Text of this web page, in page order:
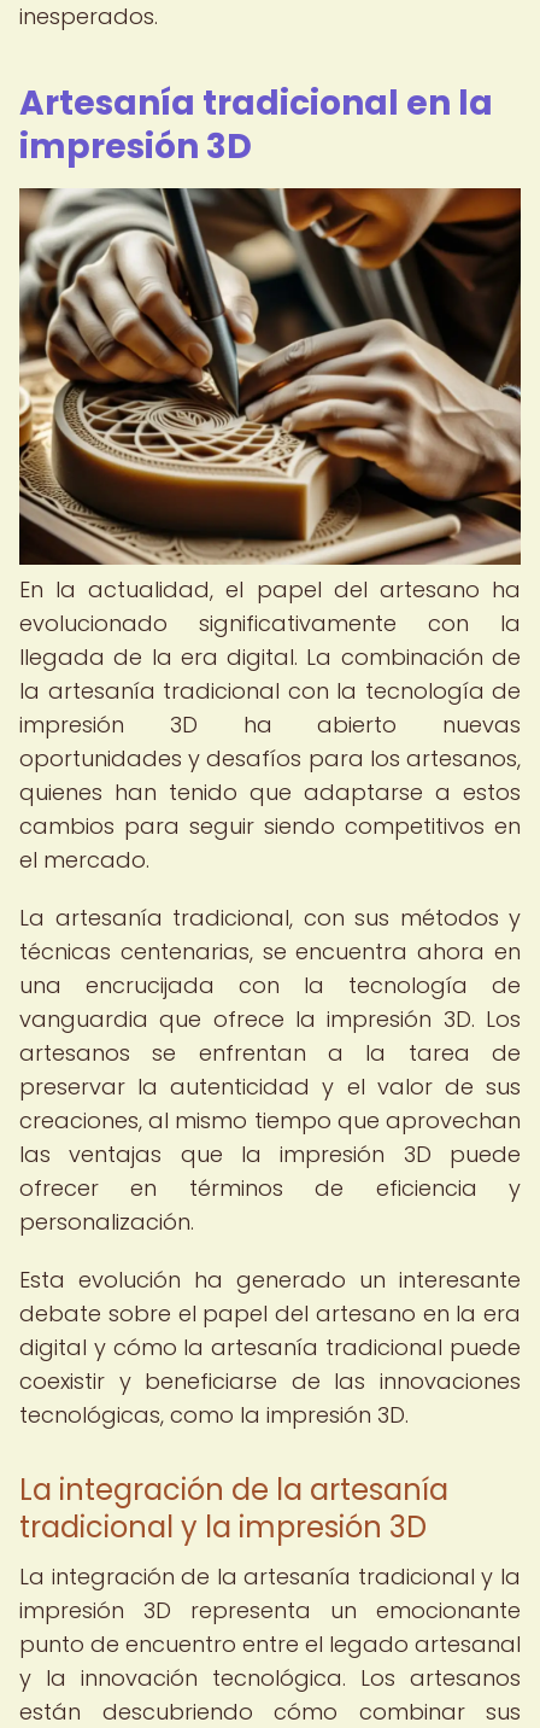
inesperados.
Artesanía tradicional en la
impresión 3D
En la actualidad, el papel del artesano ha
evolucionado significativamente con la
llegada de la era digital. La combinación de
la artesanía tradicional con la tecnología de
impresión 3D ha abierto nuevas
oportunidades y desafíos para los artesanos,
quienes han tenido que adaptarse a estos
cambios para seguir siendo competitivos en
el mercado.
La artesanía tradicional, con sus métodos y
técnicas centenarias, se encuentra ahora en
una encrucijada con la tecnología de
vanguardia que ofrece la impresión 3D. Los
artesanos se enfrentan a la tarea de
preservar la autenticidad y el valor de sus
creaciones, al mismo tiempo que aprovechan
las ventajas que la impresión 3D puede
ofrecer en términos de eficiencia y
personalización.
Esta evolución ha generado un interesante
debate sobre el papel del artesano en la era
digital y cómo la artesanía tradicional puede
coexistir y beneficiarse de las innovaciones
tecnológicas, como la impresión 3D.
La integración de la artesanía
tradicional y la impresión 3D
La integración de la artesanía tradicional y la
impresión 3D representa un emocionante
punto de encuentro entre el legado artesanal
y la innovación tecnológica. Los artesanos
están descubriendo cómo combinar sus